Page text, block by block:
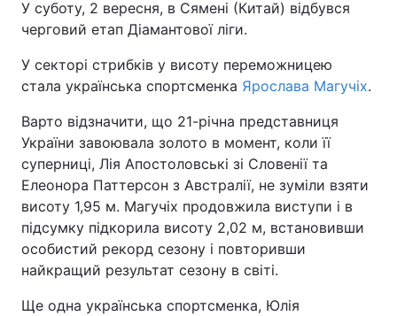
У суботу, 2 вересня, в Сямені (Китай) відбувся
черговий етап Діамантової ліги.
У секторі стрибків у висоту переможницею
стала українська спортсменка Ярослава Магучіх.
Варто відзначити, що 21-річна представниця
України завоювала золото в момент, коли її
суперниці, Лія Апостоловські зі Словенії та
Елеонора Паттерсон з Австралії, не зуміли взяти
висоту 1,95 м. Магучіх продовжила виступи і в
підсумку підкорила висоту 2,02 м, встановивши
особистий рекорд сезону і повторивши
найкращий результат сезону в світі.
Ще одна українська спортсменка, Юлія